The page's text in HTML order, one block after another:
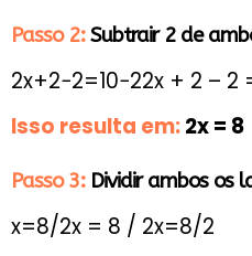
Passo 2:Subtrair 2 de
2x+2−2=10−22x + 2 – 2
Isso resulta em:2x = 8
Passo 3: Dividir ambos os
x=8/2x = 8 / 2x=8/2